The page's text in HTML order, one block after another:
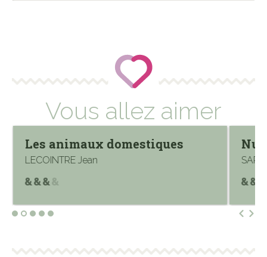
Vous allez aimer
Les animaux domestiques
LECOINTRE Jean
Nu
SARA